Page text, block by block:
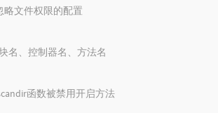
略文件权限的配置
名、控制器名、方法名
函数被禁用开启方法